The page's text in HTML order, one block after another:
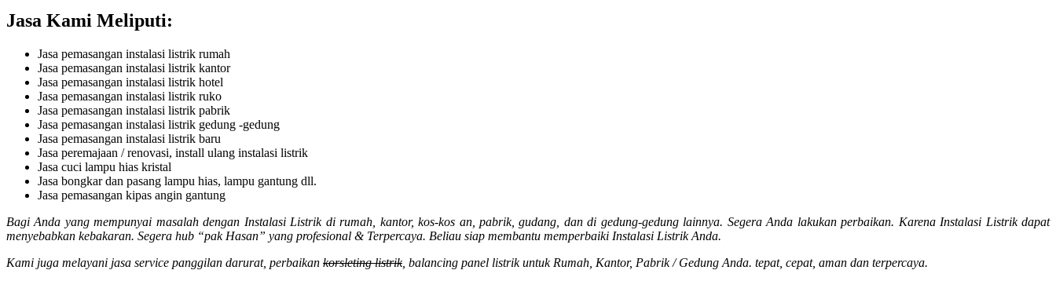
Jasa Kami Meliputi:
Jasa pemasangan instalasi listrik rumah
Jasa pemasangan instalasi listrik kantor
Jasa pemasangan instalasi listrik hotel
Jasa pemasangan instalasi listrik ruko
Jasa pemasangan instalasi listrik pabrik
Jasa pemasangan instalasi listrik gedung -gedung
Jasa pemasangan instalasi listrik baru
Jasa peremajaan / renovasi, install ulang instalasi listrik
Jasa cuci lampu hias kristal
Jasa bongkar dan pasang lampu hias, lampu gantung dll.
Jasa pemasangan kipas angin gantung
Bagi Anda yang mempunyai masalah dengan Instalasi Listrik di rumah, kantor, kos-kos an, pabrik, gudang, dan di gedung-gedung lainnya. Segera Anda lakukan perbaikan. Karena Instalasi Listrik dapat
menyebabkan kebakaran. Segera hub “pak Hasan” yang profesional & Terpercaya. Beliau siap membantu memperbaiki Instalasi Listrik Anda.
Kami juga melayani jasa service panggilan darurat, perbaikan korsleting listrik, balancing panel listrik untuk Rumah, Kantor, Pabrik / Gedung Anda. tepat, cepat, aman dan terpercaya.